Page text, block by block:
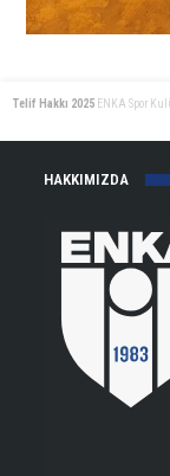
Telif Hakkı 2025 ENKA Spor
HAKKIMIZDA